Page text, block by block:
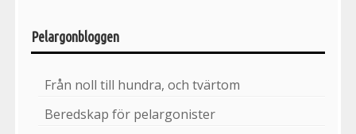
Pelargonbloggen
Från noll till hundra, och tvärtom
Beredskap för pelargonister